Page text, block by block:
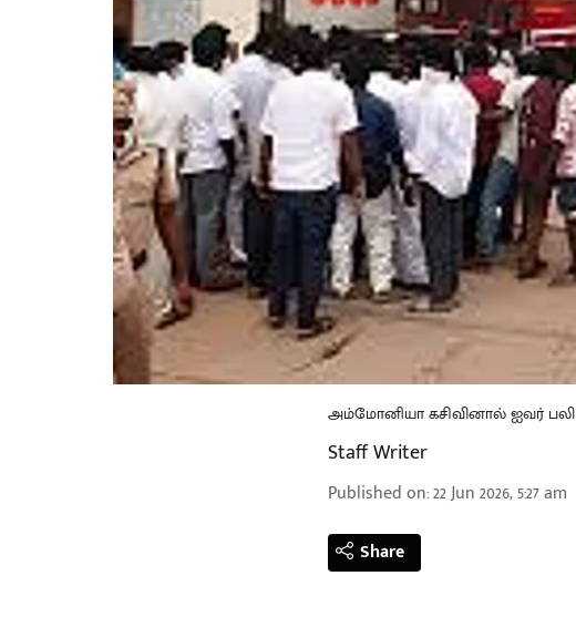
அம்மோனியா கசிவினால் ஐவர் பலி
Staff Writer
Published on:22 Jun 2026, 5:27 am
Share